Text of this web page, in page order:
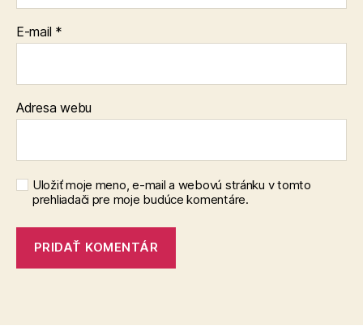
E-mail *
Adresa webu
Uložiť moje meno, e-mail a webovú stránku v tomto
prehliadači pre moje budúce komentáre.